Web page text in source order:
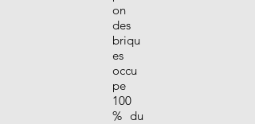
on
des
briqu
es
occu
pe
100
% du